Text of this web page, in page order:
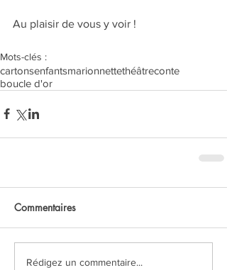
Au plaisir de vous y voir !
Mots-clés :
cartonsenfantsmarionnettethéâtreconte
boucle d'or
Commentaires
Rédigez un commentaire...